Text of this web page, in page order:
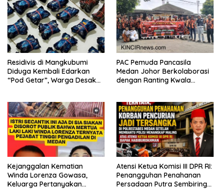
Residivis di Mangkubumi
Diduga Kembali Edarkan
“Pod Getar”, Warga Desak
PAC Pemuda Pancasila
Medan Johor Berkolaborasi
dengan Ranting Kwala
Jemaah dan Pengguna Jalan
Kejanggalan Kematian
Winda Lorenza Gowasa,
Keluarga Pertanyakan
Atensi Ketua Komisi III DPR RI:
Penangguhan Penahanan
Persadaan Putra Sembiring